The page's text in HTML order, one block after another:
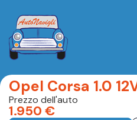
Opel Corsa 1.0
Prezzo dell'auto
1.950 €